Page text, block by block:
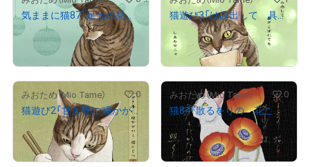
気ままに猫87「足元の見つけもの」
¥ 1,000
売出し（初回販売）
猫遊び3「はみ出して 具がこぼれても 幸せニャ」
¥1,000
売出し（初回販売）
みおため（Mio Tame） 0
猫遊び2「甘き香に 瞳かがやく 猫ひとつ」
¥1,000
売出し（初回販売）
みおため（Mio Tame） 0
猫84「散るをりの 花こそあはれ 芥子の紅（くれなゐ） うたかたの世を 照らし尽くしぬ」
1,000
売出し（初回販売）